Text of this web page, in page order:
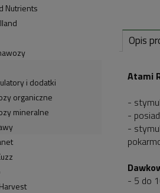
Nutrients
i dodatki
organiczne
mineralne
Opis
Atami
-
-
-
- 5 do